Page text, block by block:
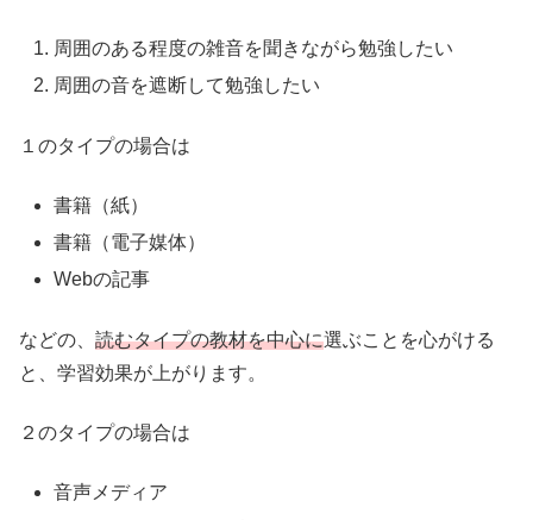
周囲のある程度の雑音を聞きながら勉強したい
周囲の音を遮断して勉強したい
１のタイプの場合は
書籍（紙）
書籍（電子媒体）
Webの記事
などの、 読むタイプの教材を中心に選ぶことを心がける
と、学習効果が上がります。
２のタイプの場合は
音声メディア